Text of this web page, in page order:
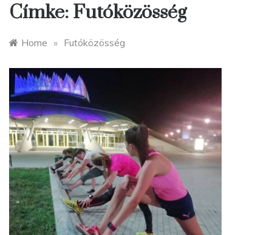
Címke: Futóközösség
Home » Futóközösség